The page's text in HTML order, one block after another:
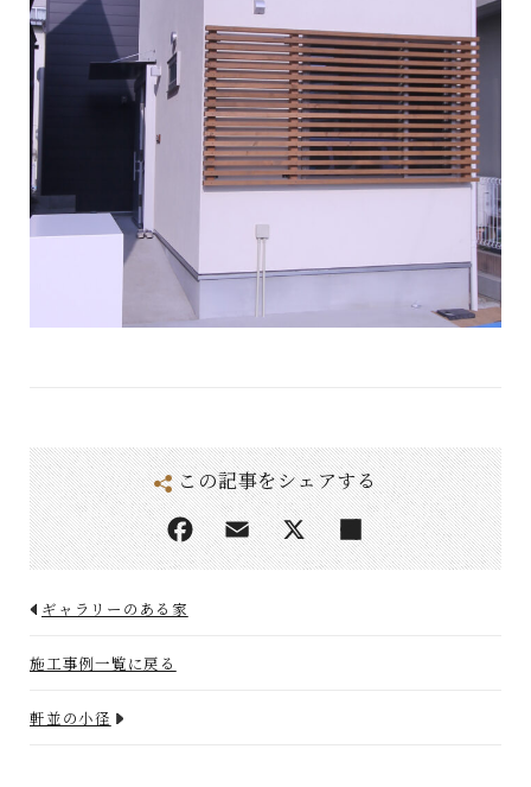
この記事をシェアする
ギャラリーのある家
施工事例一覧に戻る
軒並の小径